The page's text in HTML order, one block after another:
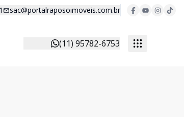
sac@portalraposoimoveis.com.br
(11) 95782-6753